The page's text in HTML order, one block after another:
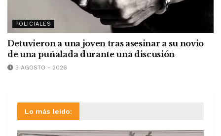
POLICIALES
Detuvieron a una joven tras asesinar a su novio
de una puñalada durante una discusión
3 AGOSTO - 2026
Lo más leído: